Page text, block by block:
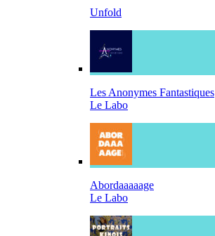
Unfold
Les Anonymes Fantastiques
Le Labo
Abordaaaaage
Le Labo